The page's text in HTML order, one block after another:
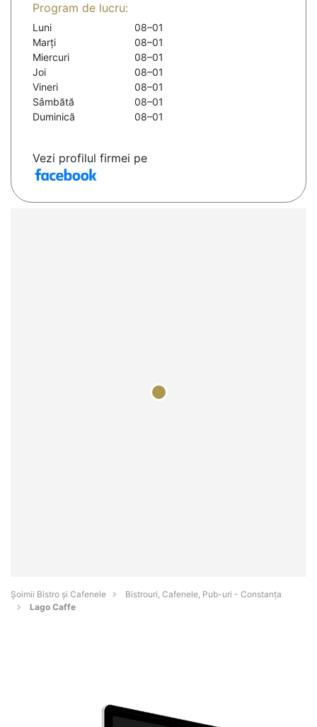
Program de lucru:
Luni
08–01
Marți
08–01
Miercuri
08–01
Joi
08–01
Vineri
08–01
Sâmbătă
08–01
Duminică
08–01
Vezi profilul firmei pe
Șoimii Bistro și Cafenele
Bistrouri, Cafenele, Pub-uri - Constanţa
Lago Caffe